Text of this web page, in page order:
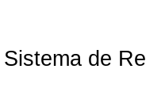
Sistema de